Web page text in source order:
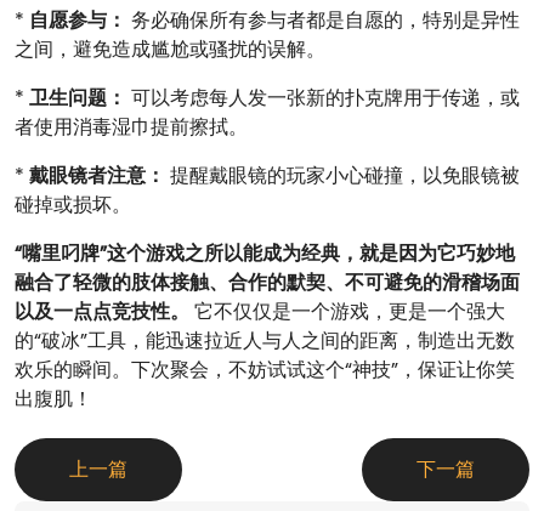
* 自愿参与： 务必确保所有参与者都是自愿的，特别是异性
之间，避免造成尴尬或骚扰的误解。
* 卫生问题： 可以考虑每人发一张新的扑克牌用于传递，或
者使用消毒湿巾提前擦拭。
* 戴眼镜者注意： 提醒戴眼镜的玩家小心碰撞，以免眼镜被
碰掉或损坏。
“嘴里叼牌”这个游戏之所以能成为经典，就是因为它巧妙地
融合了轻微的肢体接触、合作的默契、不可避免的滑稽场面
以及一点点竞技性。
它不仅仅是一个游戏，更是一个强大
的“破冰”工具，能迅速拉近人与人之间的距离，制造出无数
欢乐的瞬间。下次聚会，不妨试试这个“神技”，保证让你笑
出腹肌！
上一篇 下一篇